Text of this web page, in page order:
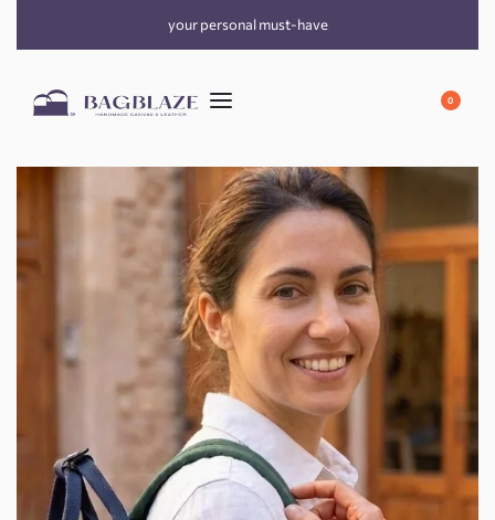
your personal must-have
0